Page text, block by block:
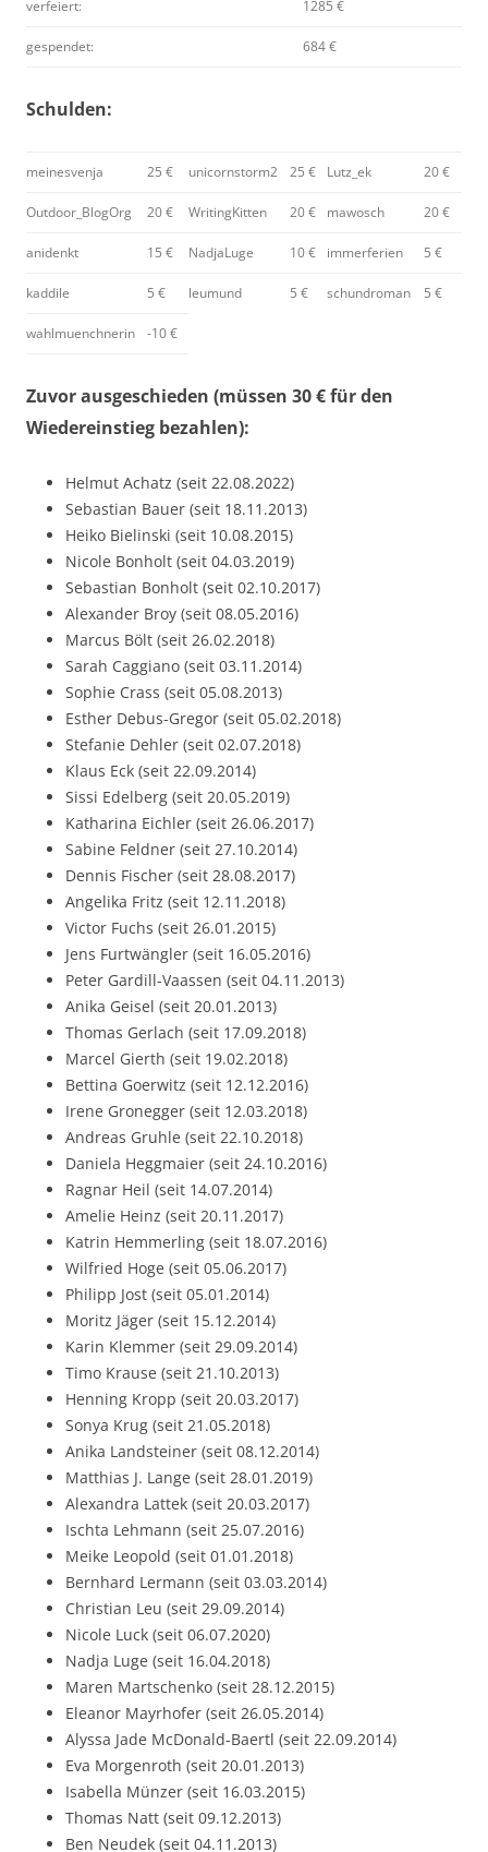
verfeiert: 1285 €
gespendet: 684 €
Schulden:
meinesvenja 25 € unicornstorm2 25 € Lutz_ek 20 €
Outdoor_BlogOrg 20 € WritingKitten 20 € mawosch 20 €
anidenkt 15 € NadjaLuge 10 € immerferien 5 €
kaddile 5 € leumund 5 € schundroman 5 €
wahlmuenchnerin -10 €
Zuvor ausgeschieden (müssen 30 € für den
Wiedereinstieg bezahlen):
Helmut Achatz (seit 22.08.2022)
Sebastian Bauer (seit 18.11.2013)
Heiko Bielinski (seit 10.08.2015)
Nicole Bonholt (seit 04.03.2019)
Sebastian Bonholt (seit 02.10.2017)
Alexander Broy (seit 08.05.2016)
Marcus Bölt (seit 26.02.2018)
Sarah Caggiano (seit 03.11.2014)
Sophie Crass (seit 05.08.2013)
Esther Debus-Gregor (seit 05.02.2018)
Stefanie Dehler (seit 02.07.2018)
Klaus Eck (seit 22.09.2014)
Sissi Edelberg (seit 20.05.2019)
Katharina Eichler (seit 26.06.2017)
Sabine Feldner (seit 27.10.2014)
Dennis Fischer (seit 28.08.2017)
Angelika Fritz (seit 12.11.2018)
Victor Fuchs (seit 26.01.2015)
Jens Furtwängler (seit 16.05.2016)
Peter Gardill-Vaassen (seit 04.11.2013)
Anika Geisel (seit 20.01.2013)
Thomas Gerlach (seit 17.09.2018)
Marcel Gierth (seit 19.02.2018)
Bettina Goerwitz (seit 12.12.2016)
Irene Gronegger (seit 12.03.2018)
Andreas Gruhle (seit 22.10.2018)
Daniela Heggmaier (seit 24.10.2016)
Ragnar Heil (seit 14.07.2014)
Amelie Heinz (seit 20.11.2017)
Katrin Hemmerling (seit 18.07.2016)
Wilfried Hoge (seit 05.06.2017)
Philipp Jost (seit 05.01.2014)
Moritz Jäger (seit 15.12.2014)
Karin Klemmer (seit 29.09.2014)
Timo Krause (seit 21.10.2013)
Henning Kropp (seit 20.03.2017)
Sonya Krug (seit 21.05.2018)
Anika Landsteiner (seit 08.12.2014)
Matthias J. Lange (seit 28.01.2019)
Alexandra Lattek (seit 20.03.2017)
Ischta Lehmann (seit 25.07.2016)
Meike Leopold (seit 01.01.2018)
Bernhard Lermann (seit 03.03.2014)
Christian Leu (seit 29.09.2014)
Nicole Luck (seit 06.07.2020)
Nadja Luge (seit 16.04.2018)
Maren Martschenko (seit 28.12.2015)
Eleanor Mayrhofer (seit 26.05.2014)
Alyssa Jade McDonald-Baertl (seit 22.09.2014)
Eva Morgenroth (seit 20.01.2013)
Isabella Münzer (seit 16.03.2015)
Thomas Natt (seit 09.12.2013)
Ben Neudek (seit 04.11.2013)